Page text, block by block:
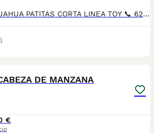
PRECIOSOS CHIHUAHUA PATITAS CORTA LINEA TOY 📞 624 239 408, raza pura 50 por ciento RUSO patitas corta muy chato muy lista y obediente, ideal para piso es muy cariñoso y juguetón Varios colores, cremas , bicolores . lila desde 700€ A 1200€, SEGUN COLOR Y SEXO DEL CHIHUAHUA precios reales si entráis en la wed : MUNDOCHIHUAHUA.ES TENEMOS CANICHES, CHIHUAHUA, MALTIPOL, POMERANIA, BICHON MALTES 🧾 Cartilla veterinaria 🩺 Vacunaciones y desparasitaciones al día 📄 Contrato de garantía 🚚 Envíos a toda España, 💳 Pago a la entrega, contra reembolso 📞 624 239 408 📹 Vídeos y más información por WhatsApp 🌐 MUNDOCHIHUAHUA.ES
DE MANZANA
€